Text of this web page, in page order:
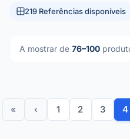
219 Referências disponíveis
A mostrar de 76–100
« ‹ 1 2 3 4